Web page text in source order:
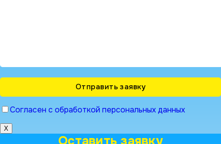
Согласен с обработкой персональных данных
X